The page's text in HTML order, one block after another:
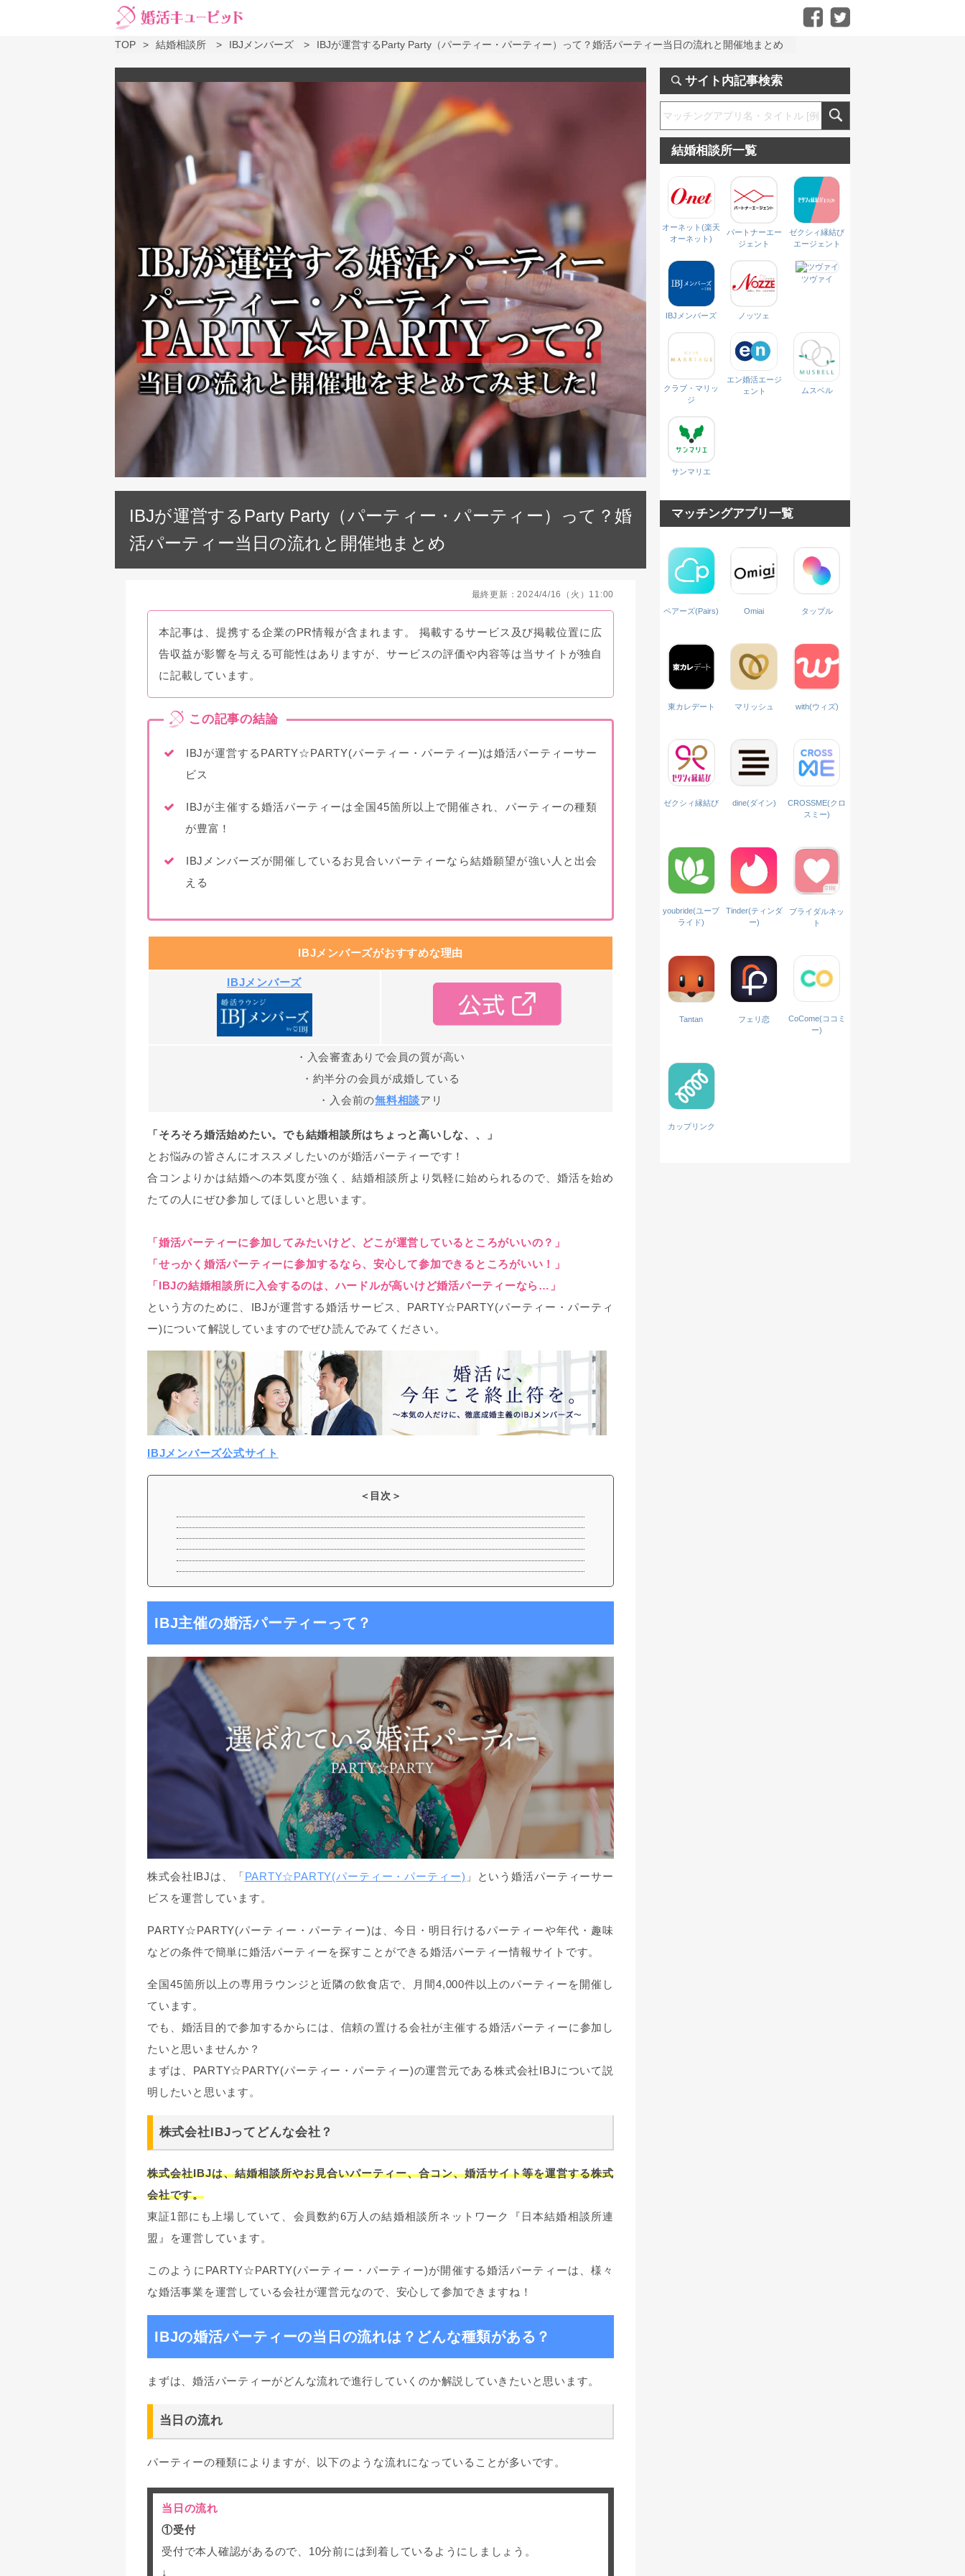
TOP 結婚相談所 IBJメンバーズ IBJが運営するParty Party（パーティー・パーティー）って？婚活パーティー当日の流れと開催地まとめ
IBJが運営するParty Party（パーティー・パーティー）って？婚
活パーティー当日の流れと開催地まとめ
最終更新：2024/4/16（火）11:00
本記事は、提携する企業のPR情報が含まれます。 掲載するサービス及び掲載位置に広
告収益が影響を与える可能性はありますが、サービスの評価や内容等は当サイトが独自
に記載しています。
IBJが運営するPARTY☆PARTY(パーティー・パーティー)は婚活パーティーサー
ビス
IBJが主催する婚活パーティーは全国45箇所以上で開催され、パーティーの種類
が豊富！
IBJメンバーズが開催しているお見合いパーティーなら結婚願望が強い人と出会
える
IBJメンバーズがおすすめな理由
IBJメンバーズ
・入会審査ありで会員の質が高い
・約半分の会員が成婚している
・入会前の無料相談アリ
「そろそろ婚活始めたい。でも結婚相談所はちょっと高いしな、、」
とお悩みの皆さんにオススメしたいのが婚活パーティーです！
合コンよりかは結婚への本気度が強く、結婚相談所より気軽に始められるので、婚活を始め
たての人にぜひ参加してほしいと思います。
「婚活パーティーに参加してみたいけど、どこが運営しているところがいいの？」
「せっかく婚活パーティーに参加するなら、安心して参加できるところがいい！」
「IBJの結婚相談所に入会するのは、ハードルが高いけど婚活パーティーなら…」
という方のために、IBJが運営する婚活サービス、PARTY☆PARTY(パーティー・パーティ
ー)について解説していますのでぜひ読んでみてください。
IBJメンバーズ公式サイト
IBJ主催の婚活パーティーって？
株式会社IBJは、「PARTY☆PARTY(パーティー・パーティー) 」という婚活パーティーサー
ビスを運営しています。
PARTY☆PARTY(パーティー・パーティー)は、今日・明日行けるパーティーや年代・趣味
などの条件で簡単に婚活パーティーを探すことができる婚活パーティー情報サイトです。
全国45箇所以上の専用ラウンジと近隣の飲食店で、月間4,000件以上のパーティーを開催し
ています。
でも、婚活目的で参加するからには、信頼の置ける会社が主催する婚活パーティーに参加し
たいと思いませんか？
まずは、PARTY☆PARTY(パーティー・パーティー)の運営元である株式会社IBJについて説
明したいと思います。
株式会社IBJってどんな会社？
株式会社IBJは、結婚相談所やお見合いパーティー、合コン、婚活サイト等を運営する株式
会社です。
東証1部にも上場していて、会員数約6万人の結婚相談所ネットワーク『日本結婚相談所連
盟』を運営しています。
このようにPARTY☆PARTY(パーティー・パーティー)が開催する婚活パーティーは、様々
な婚活事業を運営している会社が運営元なので、安心して参加できますね！
IBJの婚活パーティーの当日の流れは？どんな種類がある？
まずは、婚活パーティーがどんな流れで進行していくのか解説していきたいと思います。
当日の流れ
パーティーの種類によりますが、以下のような流れになっていることが多いです。
当日の流れ
①受付
受付で本人確認があるので、10分前には到着しているようにしましょう。
↓
サイト内記事検索
結婚相談所一覧
オーネット(楽天
オーネット)
パートナーエー
ジェント
ゼクシィ縁結び
エージェント
IBJメンバーズ ノッツェ
ツヴァイ
クラブ・マリッ
ジ
エン婚活エージ
ェント
ムスベル
サンマリエ
マッチングアプリ一覧
ペアーズ(Pairs) Omiai タップル
東カレデート マリッシュ with(ウィズ)
ゼクシィ縁結び dine(ダイン)
CROSSME(クロ
スミー)
youbride(ユーブ
ライド)
Tinder(ティンダ
ー)
ブライダルネッ
ト
Tantan フェリ恋
CoCome(ココミ
ー)
カップリンク